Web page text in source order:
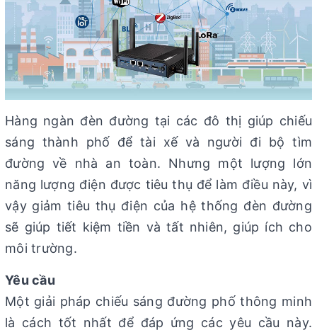
Hàng ngàn đèn đường tại các đô thị giúp chiếu
sáng thành phố để tài xế và người đi bộ tìm
đường về nhà an toàn. Nhưng một lượng lớn
năng lượng điện được tiêu thụ để làm điều này, vì
vậy giảm tiêu thụ điện của hệ thống đèn đường
sẽ giúp tiết kiệm tiền và tất nhiên, giúp ích cho
môi trường.
Yêu cầu
Một giải pháp chiếu sáng đường phố thông minh
là cách tốt nhất để đáp ứng các yêu cầu này.